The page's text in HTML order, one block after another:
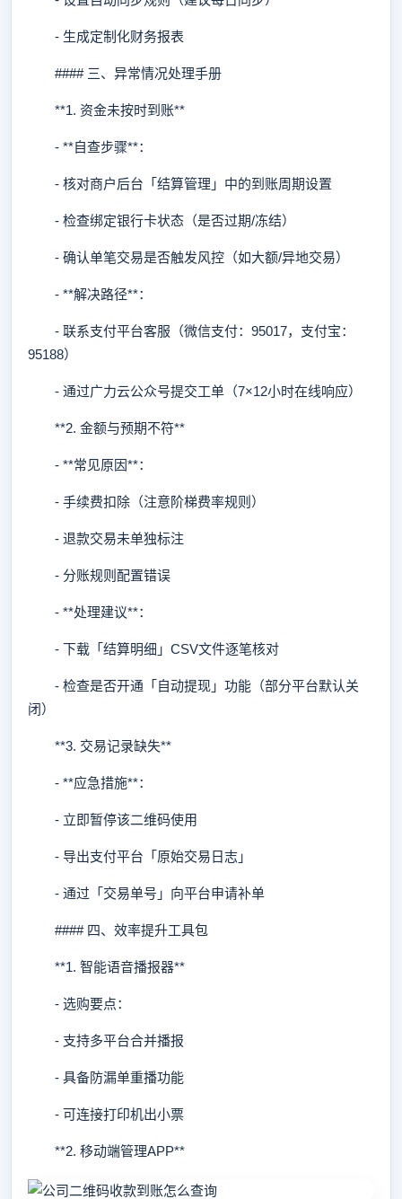
- 生成定制化财务报表
#### 三、异常情况处理手册
**1. 资金未按时到账**
- **自查步骤**：
- 核对商户后台「结算管理」中的到账周期设置
- 检查绑定银行卡状态（是否过期/冻结）
- 确认单笔交易是否触发风控（如大额/异地交易）
- **解决路径**：
- 联系支付平台客服（微信支付：95017，支付宝：
95188）
- 通过广力云公众号提交工单（7×12小时在线响应）
**2. 金额与预期不符**
- **常见原因**：
- 手续费扣除（注意阶梯费率规则）
- 退款交易未单独标注
- 分账规则配置错误
- **处理建议**：
- 下载「结算明细」CSV文件逐笔核对
- 检查是否开通「自动提现」功能（部分平台默认关
闭）
**3. 交易记录缺失**
- **应急措施**：
- 立即暂停该二维码使用
- 导出支付平台「原始交易日志」
- 通过「交易单号」向平台申请补单
#### 四、效率提升工具包
**1. 智能语音播报器**
- 选购要点：
- 支持多平台合并播报
- 具备防漏单重播功能
- 可连接打印机出小票
**2. 移动端管理APP**